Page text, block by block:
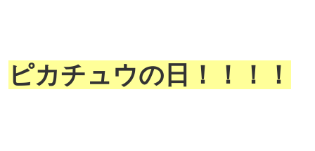
ピカチュウの日！！！！